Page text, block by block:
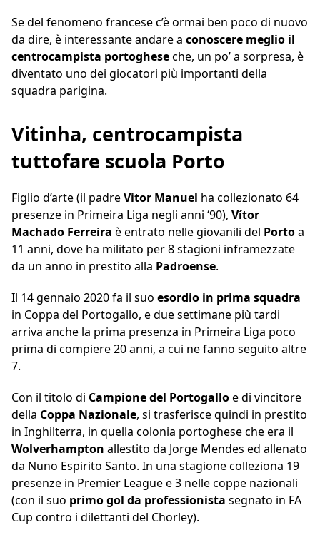
Se del fenomeno francese c’è ormai ben poco di nuovo
da dire, è interessante andare a conoscere meglio il
centrocampista portogheseche, un po’ a sorpresa, è
diventato uno dei giocatori più importanti della
squadra parigina.
Vitinha, centrocampista
tuttofare scuola Porto
Figlio d’arte (il padreVitor Manuel ha collezionato 64
presenze in Primeira Liga negli anni ‘90), Vítor
Machado Ferreira è entrato nelle giovanili del Portoa
11 anni, dove ha militato per 8 stagioni inframezzate
da un anno in prestito alla Padroense.
Il 14 gennaio 2020 fa il suo esordio in prima squadra
in Coppa del Portogallo, e due settimane più tardi
arriva anche la prima presenza in Primeira Liga poco
prima di compiere 20 anni, a cui ne fanno seguito altre
7.
Con il titolo di Campione del Portogalloe di vincitore
della Coppa Nazionale, si trasferisce quindi in prestito
in Inghilterra, in quella colonia portoghese che era il
Wolverhampton allestito da Jorge Mendes ed allenato
da Nuno Espirito Santo. In una stagione colleziona 19
presenze in Premier League e 3 nelle coppe nazionali
(con il suo primo gol da professionista segnato in FA
Cup contro i dilettanti del Chorley).